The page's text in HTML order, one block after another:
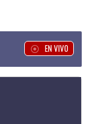
EN VIVO